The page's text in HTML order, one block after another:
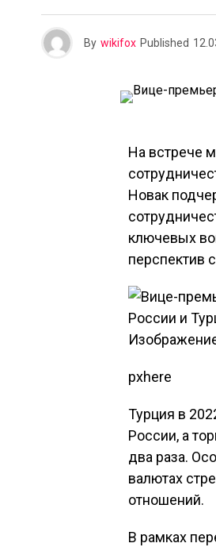
By wikifox Published
На встрече
Новак
ключевых
перспектив
pxhere
Турция в
России, а
два раза.
валютах
отношений.
В рамках